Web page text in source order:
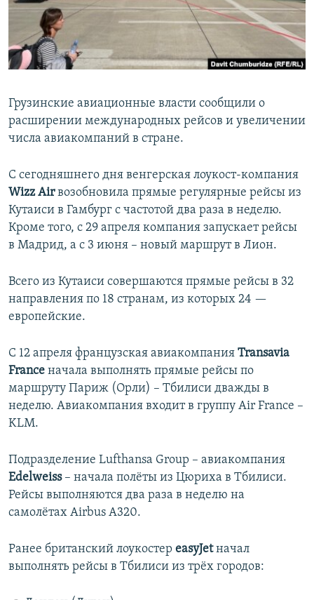
СПОРТ
МИР
БЛОГИ
ГОЛОСА
ЧИТАЕМ ПРЕССУ
АРХИВ РАДИОПРОГРАММЫ
Все сайты РСЕ/РС
Грузинские авиационные власти сообщили о
расширении международных рейсов и увеличении
числа авиакомпаний в стране.
С сегодняшнего дня венгерская лоукост-компания
Wizz Airвозобновила прямые регулярные рейсы из
Кутаиси в Гамбург с частотой два раза в неделю.
Кроме того, с 29 апреля компания запускает рейсы
в Мадрид, а с 3 июня – новый маршрут в Лион.
Всего из Кутаиси совершаются прямые рейсы в 32
направления по 18 странам, из которых 24 —
европейские.
С 12 апреля французская авиакомпания Transavia
France начала выполнять прямые рейсы по
маршруту Париж (Орли) – Тбилиси дважды в
неделю. Авиакомпания входит в группу Air France –
KLM.
Подразделение Lufthansa Group – авиакомпания
Edelweiss– начала полёты из Цюриха в Тбилиси.
Рейсы выполняются два раза в неделю на
самолётах Airbus A320.
Ранее британский лоукостер easyJetначал
выполнять рейсы в Тбилиси из трёх городов: